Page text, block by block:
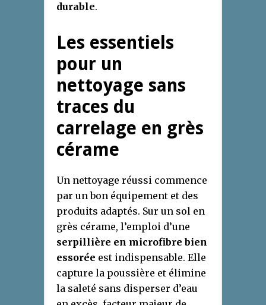
durable.
Les essentiels
pour un
nettoyage sans
traces du
carrelage en grès
cérame
Un nettoyage réussi commence
par un bon équipement et des
produits adaptés. Sur un sol en
grès cérame, l’emploi d’une
serpillière en microfibre bien
essorée est indispensable. Elle
capture la poussière et élimine
la saleté sans disperser d’eau